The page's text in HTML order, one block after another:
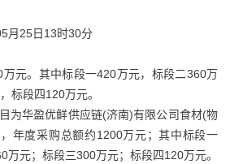
月25日13时30分
元。其中标段一420万元，标段二360万
标段四120万元。
为华盈优鲜供应链(济南)有限公司食材(物
年度采购总额约1200万元；其中标段一
万元；标段三300万元；标段四120万元。